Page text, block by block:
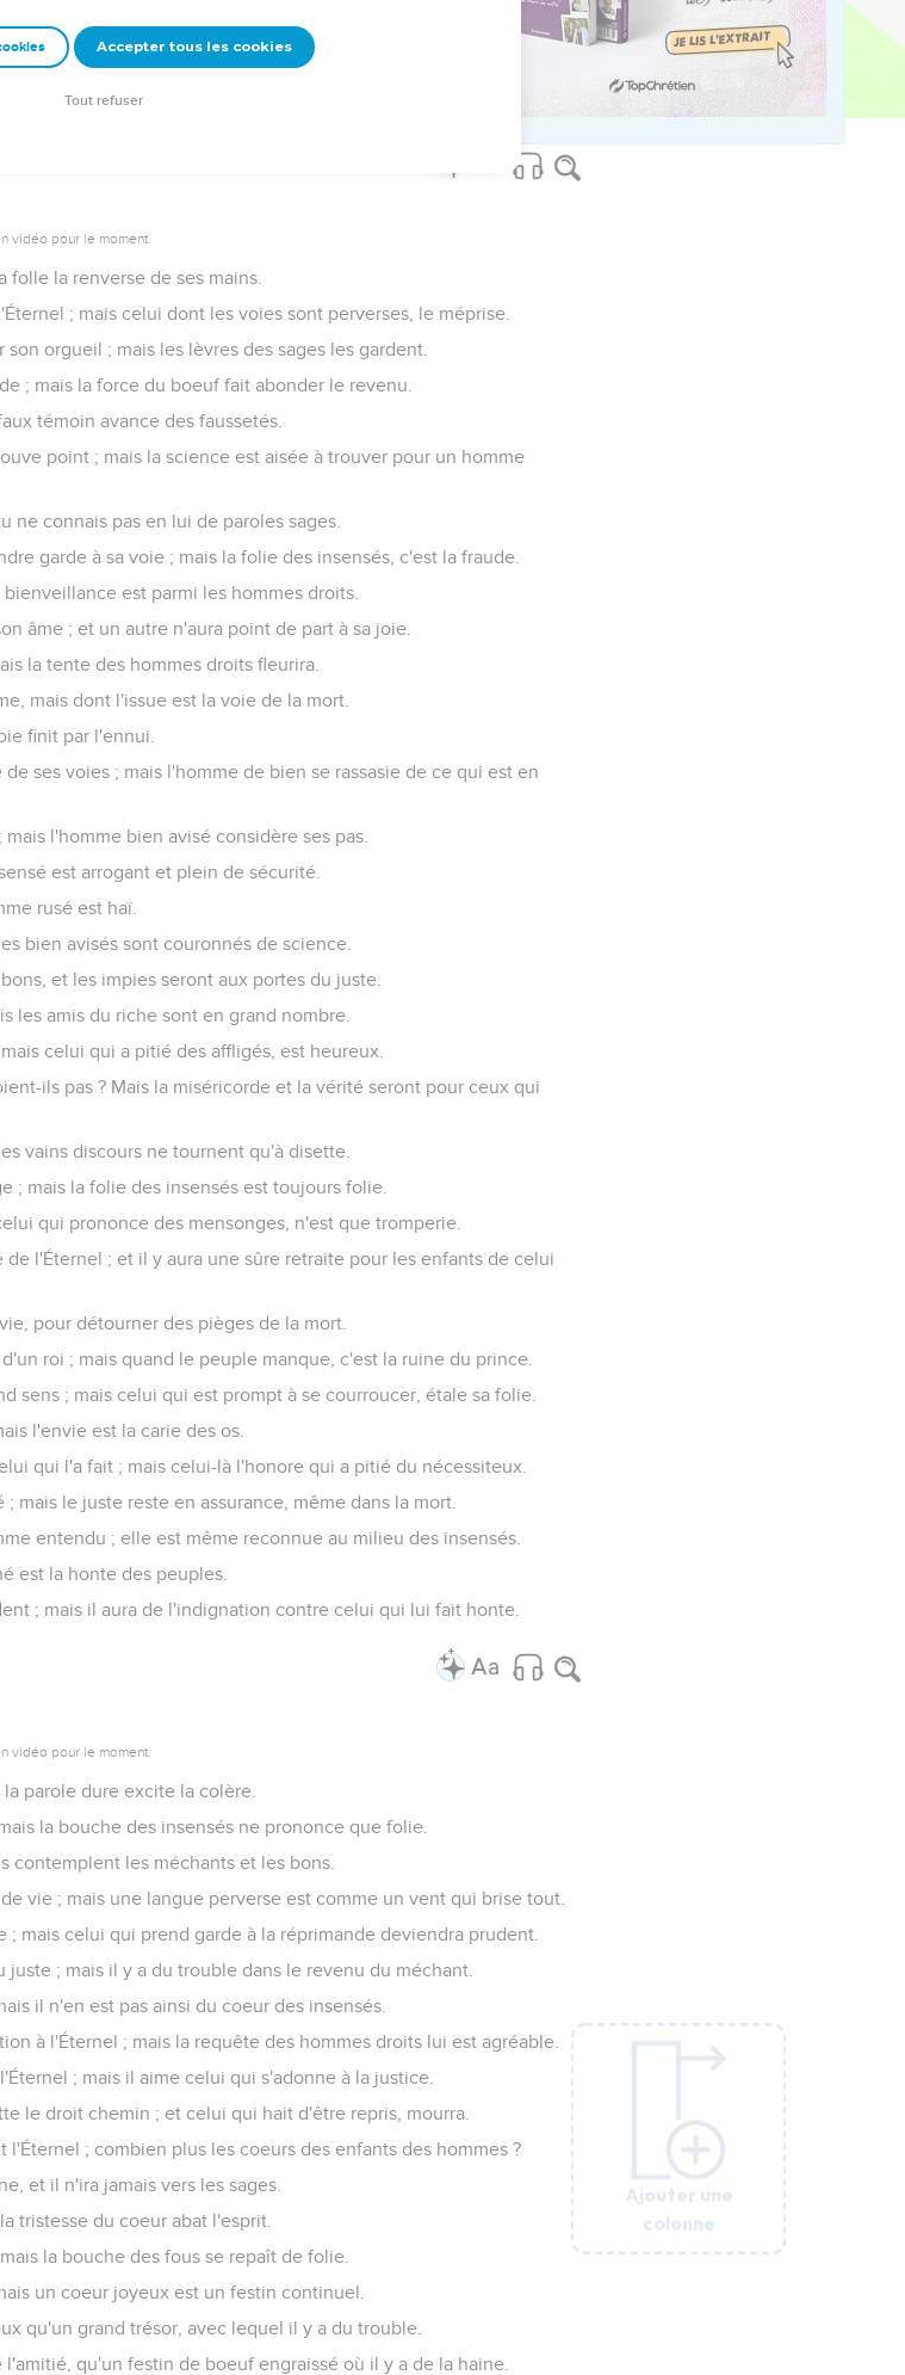
celui qui l'aime se hâte de le châtier.
; mais le ventre des méchants aura disette.
Ajouter une
colonne
vidéo pour le moment.
folle la renverse de ses mains.
; mais celui dont les voies sont perverses, le méprise.
orgueil ; mais les lèvres des sages les gardent.
; mais la force du boeuf fait abonder le revenu.
témoin avance des faussetés.
point ; mais la science est aisée à trouver pour un homme
ne connais pas en lui de paroles sages.
garde à sa voie ; mais la folie des insensés, c'est la fraude.
est parmi les hommes droits.
âme ; et un autre n'aura point de part à sa joie.
la tente des hommes droits fleurira.
mais dont l'issue est la voie de la mort.
finit par l'ennui.
ses voies ; mais l'homme de bien se rassasie de ce qui est en
l'homme bien avisé considère ses pas.
est arrogant et plein de sécurité.
rusé est haï.
bien avisés sont couronnés de science.
et les impies seront aux portes du juste.
les amis du riche sont en grand nombre.
celui qui a pitié des affligés, est heureux.
ils pas ? Mais la miséricorde et la vérité seront pour ceux qui
vains discours ne tournent qu'à disette.
; mais la folie des insensés est toujours folie.
qui prononce des mensonges, n'est que tromperie.
de l'Éternel ; et il y aura une sûre retraite pour les enfants de celui
pour détourner des pièges de la mort.
roi ; mais quand le peuple manque, c'est la ruine du prince.
sens ; mais celui qui est prompt à se courroucer, étale sa folie.
l'envie est la carie des os.
qui l'a fait ; mais celui-là l'honore qui a pitié du nécessiteux.
mais le juste reste en assurance, même dans la mort.
entendu ; elle est même reconnue au milieu des insensés.
est la honte des peuples.
; mais il aura de l'indignation contre celui qui lui fait honte.
Ajouter une
colonne
vidéo pour le moment.
parole dure excite la colère.
la bouche des insensés ne prononce que folie.
contemplent les méchants et les bons.
vie ; mais une langue perverse est comme un vent qui brise tout.
mais celui qui prend garde à la réprimande deviendra prudent.
juste ; mais il y a du trouble dans le revenu du méchant.
il n'en est pas ainsi du coeur des insensés.
à l'Éternel ; mais la requête des hommes droits lui est agréable.
; mais il aime celui qui s'adonne à la justice.
le droit chemin ; et celui qui hait d'être repris, mourra.
; combien plus les coeurs des enfants des hommes ?
et il n'ira jamais vers les sages.
tristesse du coeur abat l'esprit.
la bouche des fous se repaît de folie.
un coeur joyeux est un festin continuel.
qu'un grand trésor, avec lequel il y a du trouble.
qu'un festin de boeuf engraissé où il y a de la haine.
Ajouter une
colonne
Ajouter une
colonne
Ajouter une
colonne
Ajouter une
colonne
Ajouter une
colonne
Accepter tous les cookies
Tout refuser